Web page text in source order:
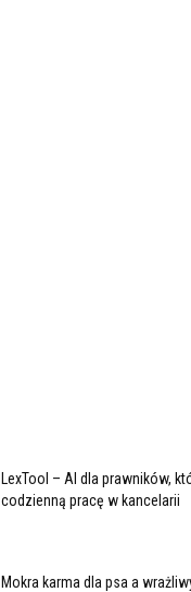
LexTool – AI dla prawników,
codzienną pracę w kancelarii
Mokra karma dla psa a